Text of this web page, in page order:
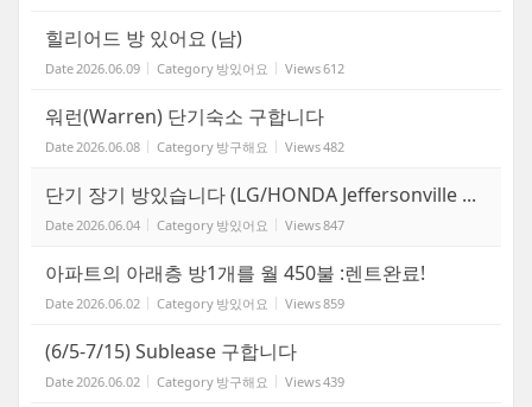
힐리어드 방 있어요 (남)
Date2026.06.09 Category 방있어요 Views612
워런(Warren) 단기숙소 구합니다
Date2026.06.08 Category 방구해요 Views482
단기 장기 방있습니다 (LG/HONDA Jeffersonville ...
Date2026.06.04 Category 방있어요 Views847
아파트의 아래층 방1개를 월 450불 :렌트완료!
Date2026.06.02 Category 방있어요 Views859
(6/5-7/15) Sublease 구합니다
Date2026.06.02 Category 방구해요 Views439